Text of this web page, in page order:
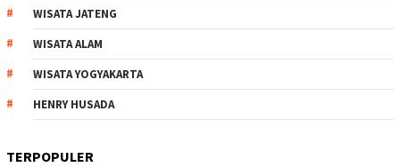
WISATA JATENG
WISATA ALAM
WISATA YOGYAKARTA
HENRY HUSADA
TERPOPULER